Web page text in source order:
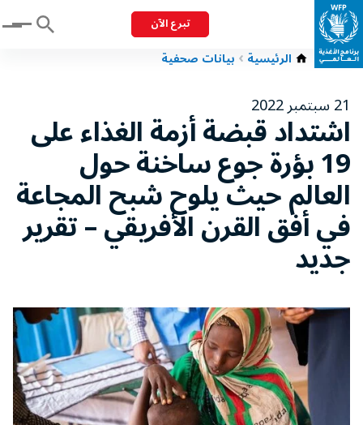
تبرع الآن Menu
الرئيسية بيانات صحفية
21 سبتمبر 2022
اشتداد قبضة أزمة الغذاء على
19 بؤرة جوع ساخنة حول
العالم حيث يلوح شبح المجاعة
في أفق القرن الأفريقي – تقرير
جديد